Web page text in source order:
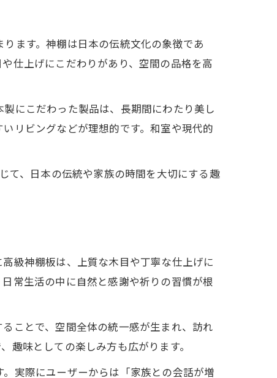
ます。神棚は日本の伝統文化の象徴であ
仕上げにこだわりがあり、空間の品格を高
にこだわった製品は、長期間にわたり美し
リビングなどが理想的です。和室や現代的
て、日本の伝統や家族の時間を大切にする趣
級神棚板は、上質な木目や丁寧な仕上げに
常生活の中に自然と感謝や祈りの習慣が根
ことで、空間全体の統一感が生まれ、訪れ
趣味としての楽しみ方も広がります。
実際にユーザーからは「家族との会話が増